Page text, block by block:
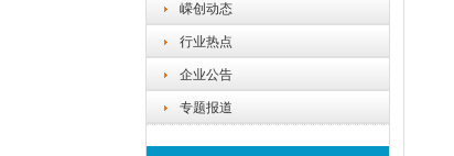
嵘创动态
行业热点
企业公告
专题报道